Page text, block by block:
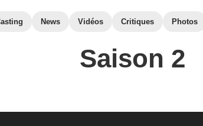
News Vidéos Critiques Photos
Saison 2